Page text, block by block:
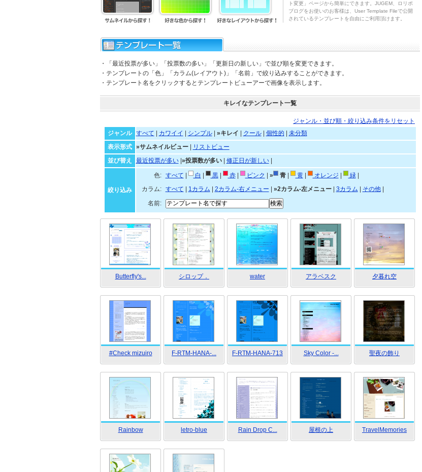
ト変更」ページから簡単にできます。JUGEM、ロリポ
ブログをお使いのお客様は、User Template Fileで公開
されているテンプレートを自由にご利用頂けます。
・「最近投票が多い」「投票数の多い」「更新日の新しい」で並び順を変更できます。
・テンプレートの「色」「カラム(レイアウト)」「名前」で絞り込みすることができます。
・テンプレート名をクリックするとテンプレートビューアーで画像を表示します。
キレイなテンプレート一覧
ジャンル・並び順・絞り込み条件をリセット
ジャンル
すべて カワイイ シンプル| »キレイ クール| 個性的
未分類
表示形式
»サムネイルビュー|
リストビュー
並び替え
最近投票が多い| »投票数が多い| 修正日が新しい|
絞り込み
色: すべて 白 黒| 赤| ピンク » 青| 黄| オレンジ 緑|
カラム:
すべて 1カラム 2カラム-右メニュー »2カラム-左メニュー| 3カラム その他|
名前:
Butterfly's... シロップ． water アラベスク 夕暮れ空
#Check mizuiro F-RTM-HANA-... F-RTM-HANA-713 Sky Color -... 聖夜の飾り
Rainbow letro-blue Rain Drop C... 屋根の上 TravelMemories